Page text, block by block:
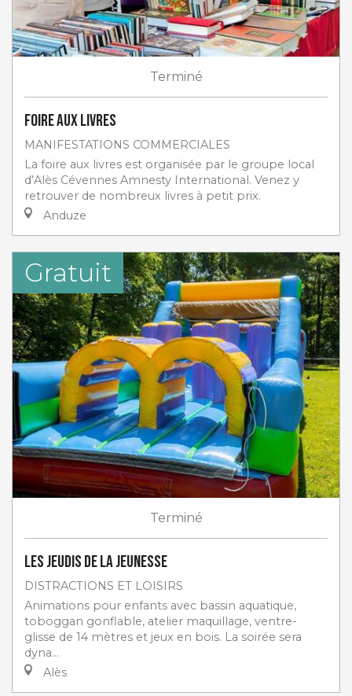
Terminé
Foire aux livres
MANIFESTATIONS COMMERCIALES
La foire aux livres est organisée par le groupe local
d’Alès Cévennes Amnesty International. Venez y
retrouver de nombreux livres à petit prix.
Anduze
Gratuit
Terminé
Les jeudis de la jeunesse
DISTRACTIONS ET LOISIRS
Animations pour enfants avec bassin aquatique,
toboggan gonflable, atelier maquillage, ventre-
glisse de 14 mètres et jeux en bois. La soirée sera
dyna...
Alès